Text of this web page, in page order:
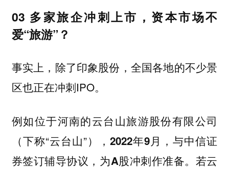
03 多家旅企冲刺上市，资本市场不
爱“旅游”？
事实上，除了印象股份，全国各地的不少景
区也正在冲刺IPO。
例如位于河南的云台山旅游股份有限公司
（下称“云台山”），2022年9月，与中信证
券签订辅导协议，为A股冲刺作准备。若云